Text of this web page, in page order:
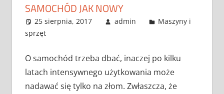
SAMOCHÓD JAK NOWY
25 sierpnia, 2017 admin
Maszyny i
sprzęt
O samochód trzeba dbać, inaczej po kilku
latach intensywnego użytkowania może
nadawać się tylko na złom. Zwłaszcza, że